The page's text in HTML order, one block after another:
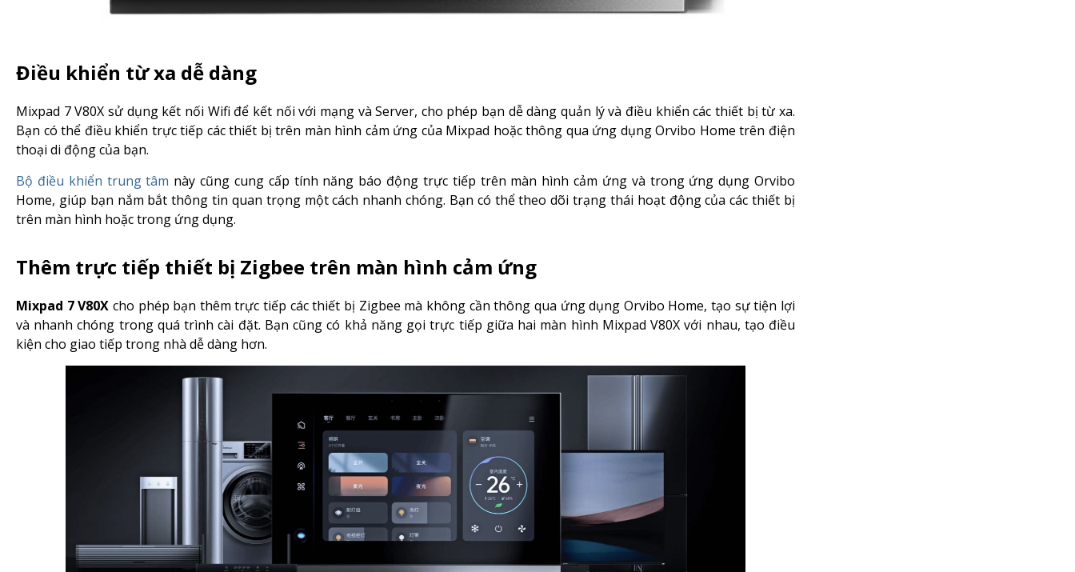
Điều khiển từ xa dễ dàng
Mixpad 7 V80X sử dụng kết nối Wifi để kết nối với mạng và Server, cho phép bạn dễ dàng quản lý và điều khiển các thiết bị từ xa.
Bạn có thể điều khiển trực tiếp các thiết bị trên màn hình cảm ứng của Mixpad hoặc thông qua ứng dụng Orvibo Home trên điện
thoại di động của bạn.
Bộ điều khiển trung tâm này cũng cung cấp tính năng báo động trực tiếp trên màn hình cảm ứng và trong ứng dụng Orvibo
Home, giúp bạn nắm bắt thông tin quan trọng một cách nhanh chóng. Bạn có thể theo dõi trạng thái hoạt động của các thiết bị
trên màn hình hoặc trong ứng dụng.
Thêm trực tiếp thiết bị Zigbee trên màn hình cảm ứng
Mixpad 7 V80X cho phép bạn thêm trực tiếp các thiết bị Zigbee mà không cần thông qua ứng dụng Orvibo Home, tạo sự tiện lợi
và nhanh chóng trong quá trình cài đặt. Bạn cũng có khả năng gọi trực tiếp giữa hai màn hình Mixpad V80X với nhau, tạo điều
kiện cho giao tiếp trong nhà dễ dàng hơn.